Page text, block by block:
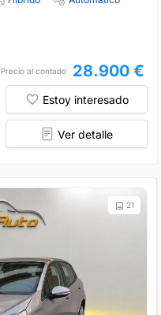
Precio al contado 28.900 €
Estoy interesado
Ver detalle
21